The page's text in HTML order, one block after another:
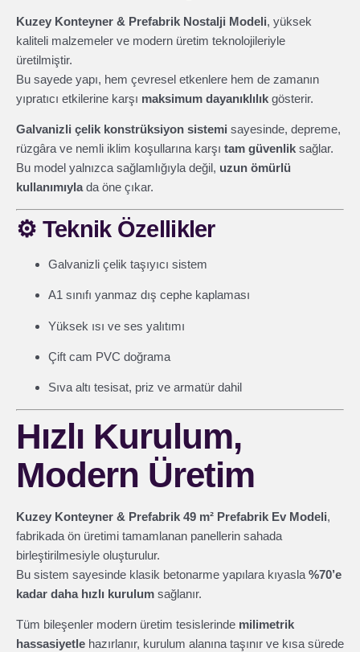
Kuzey Konteyner & Prefabrik Nostalji Modeli, yüksek
kaliteli malzemeler ve modern üretim teknolojileriyle
üretilmiştir.
Bu sayede yapı, hem çevresel etkenlere hem de zamanın
yıpratıcı etkilerine karşı maksimum dayanıklılık gösterir.
Galvanizli çelik konstrüksiyon sistemi sayesinde, depreme,
rüzgâra ve nemli iklim koşullarına karşı tam güvenlik sağlar.
Bu model yalnızca sağlamlığıyla değil, uzun ömürlü
kullanımıylada öne çıkar.
⚙️ Teknik Özellikler
Galvanizli çelik taşıyıcı sistem
A1 sınıfı yanmaz dış cephe kaplaması
Yüksek ısı ve ses yalıtımı
Çift cam PVC doğrama
Sıva altı tesisat, priz ve armatür dahil
Hızlı Kurulum,
Modern Üretim
Kuzey Konteyner & Prefabrik 49 m² Prefabrik Ev Modeli,
fabrikada ön üretimi tamamlanan panellerin sahada
birleştirilmesiyle oluşturulur.
Bu sistem sayesinde klasik betonarme yapılara kıyasla %70’e
kadar daha hızlı kurulum sağlanır.
Tüm bileşenler modern üretim tesislerinde milimetrik
hassasiyetle hazırlanır, kurulum alanına taşınır ve kısa sürede